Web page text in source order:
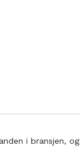
i bransjen,